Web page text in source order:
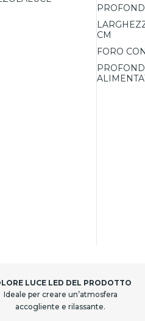
rappresenta una
CM
FORO
LUCE LED DEL PRODOTTO
Ideale per creare un’atmosfera
accogliente e rilassante.